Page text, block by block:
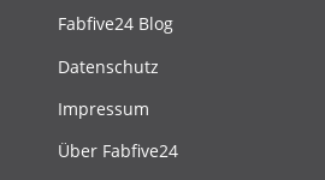
Fabfive24 Blog
Datenschutz
Impressum
Über Fabfive24